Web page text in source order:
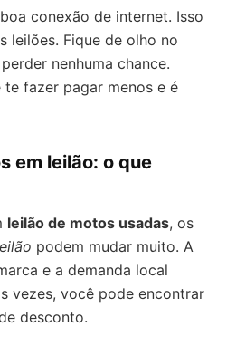
conexão de internet. Isso
leilões. Fique de olho no
nenhuma chance.
fazer pagar menos e é
em leilão: o que
leilão de motos usadas, os
podem mudar muito. A
e a demanda local
vezes, você pode encontrar
desconto.